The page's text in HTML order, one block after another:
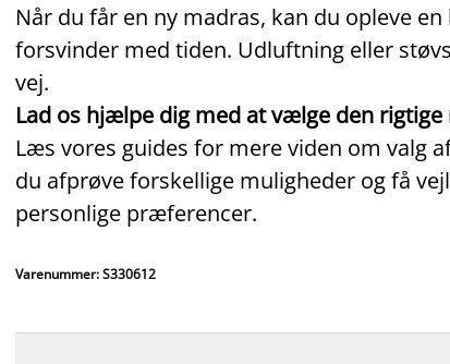
Når du får en ny madras, kan du opleve
forsvinder med tiden. Udluftning eller
vej.
Lad os hjælpe dig med at vælge den rigtige
Læs vores guides for mere viden om valg
du afprøve forskellige muligheder og få
personlige præferencer.
Varenummer: S330612